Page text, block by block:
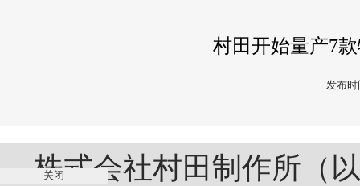
村田开始量产7
发布时
株式会社村田制作所（
关闭